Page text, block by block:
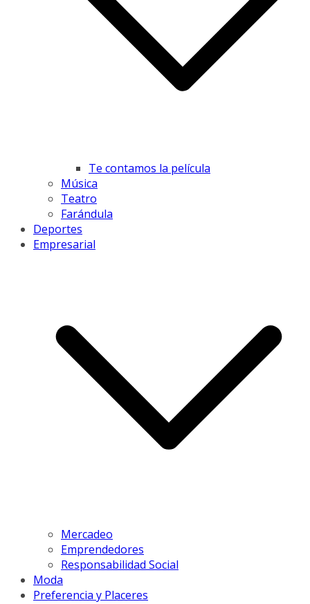
Te contamos la película
Música
Teatro
Farándula
Deportes
Empresarial
Mercadeo
Emprendedores
Responsabilidad Social
Moda
Preferencia y Placeres